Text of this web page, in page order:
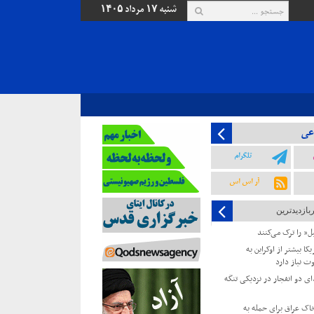
شنبه ۱۷ مرداد ۱۴۰۵
تلگرام
آر اس اس
را ترک می‌کنند
بیشتر از اوکراین به
نیاز دارد
دو انفجار در نزدیکی تنگه
عراق برای حمله به